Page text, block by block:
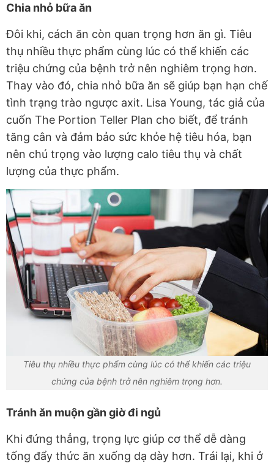
Chia nhỏ bữa ăn
Đôi khi, cách ăn còn quan trọng hơn ăn gì. Tiêu
thụ nhiều thực phẩm cùng lúc có thể khiến các
triệu chứng của bệnh trở nên nghiêm trọng hơn.
Thay vào đó, chia nhỏ bữa ăn sẽ giúp bạn hạn chế
tình trạng trào ngược axit. Lisa Young, tác giả của
cuốn The Portion Teller Plan cho biết, để tránh
tăng cân và đảm bảo sức khỏe hệ tiêu hóa, bạn
nên chú trọng vào lượng calo tiêu thụ và chất
lượng của thực phẩm.
Tiêu thụ nhiều thực phẩm cùng lúc có thể khiến các triệu
chứng của bệnh trở nên nghiêm trọng hơn.
Tránh ăn muộn gần giờ đi ngủ
Khi đứng thẳng, trọng lực giúp cơ thể dễ dàng
tống đẩy thức ăn xuống dạ dày hơn. Trái lại, khi ở